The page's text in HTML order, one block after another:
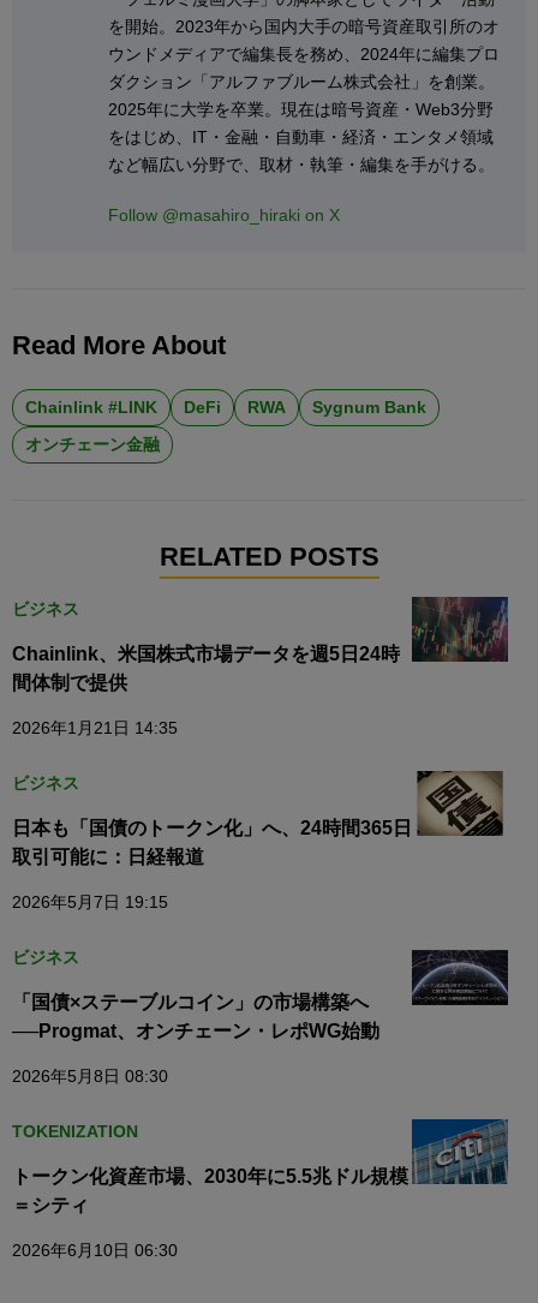
を開始。2023年から国内大手の暗号資産取引所のオ
ウンドメディアで編集長を務め、2024年に編集プロ
ダクション「アルファブルーム株式会社」を創業。
2025年に大学を卒業。現在は暗号資産・Web3分野
をはじめ、IT・金融・自動車・経済・エンタメ領域
など幅広い分野で、取材・執筆・編集を手がける。
Follow @masahiro_hiraki on X
Read More About
Chainlink #LINK DeFi RWA
Sygnum Bank
オンチェーン金融
RELATED POSTS
ビジネス
Chainlink、米国株式市場データを週5日24時
間体制で提供
2026年1月21日 14:35
ビジネス
日本も「国債のトークン化」へ、24時間365日
取引可能に：日経報道
2026年5月7日 19:15
ビジネス
「国債×ステーブルコイン」の市場構築へ
──Progmat、オンチェーン・レポWG始動
2026年5月8日 08:30
TOKENIZATION
トークン化資産市場、2030年に5.5兆ドル規模
＝シティ
2026年6月10日 06:30